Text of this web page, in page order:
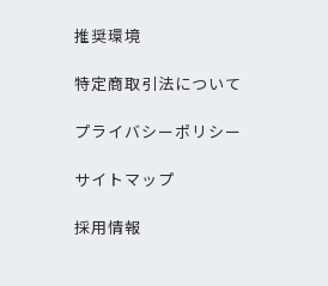
推奨環境
特定商取引法について
プライバシーポリシー
サイトマップ
採用情報